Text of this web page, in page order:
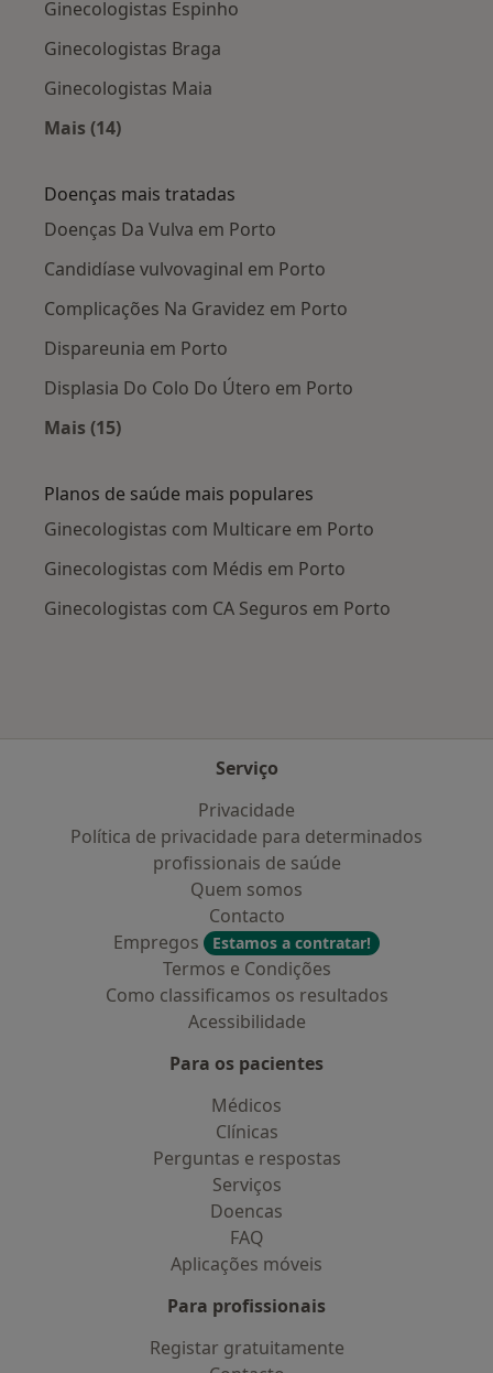
Ginecologistas Espinho
Ginecologistas Braga
Ginecologistas Maia
Mais (14)
Doenças mais tratadas
Doenças Da Vulva em Porto
Candidíase vulvovaginal em Porto
Complicações Na Gravidez em Porto
Dispareunia em Porto
Displasia Do Colo Do Útero em Porto
Mais (15)
Planos de saúde mais populares
Ginecologistas com Multicare em Porto
Ginecologistas com Médis em Porto
Ginecologistas com CA Seguros em Porto
Serviço
Privacidade
Política de privacidade para determinados
profissionais de saúde
Quem somos
Contacto
Empregos
Estamos a contratar!
Termos e Condições
Como classificamos os resultados
Acessibilidade
Para os pacientes
Médicos
Clínicas
Perguntas e respostas
Serviços
Doencas
FAQ
Aplicações móveis
Para profissionais
Registar gratuitamente